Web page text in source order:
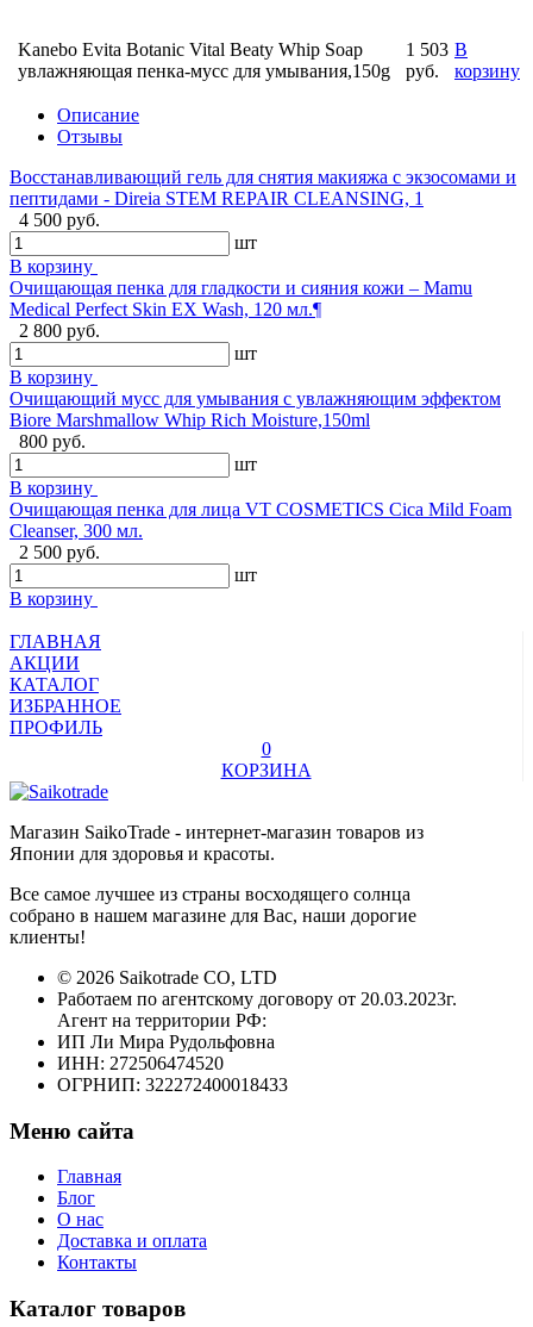
Kanebo Evita Botanic Vital Beaty Whip Soap
увлажняющая пенка-мусс для умывания,150g
1 503
руб.
В
корзину
Описание
Отзывы
Восстанавливающий гель для снятия макияжа с экзосомами и
пептидами - Direia STEM REPAIR CLEANSING, 1
4 500 руб.
шт
В корзину
Очищающая пенка для гладкости и сияния кожи – Mamu
Medical Perfect Skin EX Wash, 120 мл.¶
2 800 руб.
шт
В корзину
Очищающий мусс для умывания с увлажняющим эффектом
Biore Marshmallow Whip Rich Moisture,150ml
800 руб.
шт
В корзину
Очищающая пенка для лица VT COSMETICS Cica Mild Foam
Cleanser, 300 мл.
2 500 руб.
шт
В корзину
ГЛАВНАЯ
АКЦИИ
КАТАЛОГ
ИЗБРАННОЕ
ПРОФИЛЬ
0
КОРЗИНА
Магазин SaikoTrade - интернет-магазин товаров из
Японии для здоровья и красоты.
Все самое лучшее из страны восходящего солнца
собрано в нашем магазине для Вас, наши дорогие
клиенты!
© 2026 Saikotrade CO, LTD
Работаем по агентскому договору от 20.03.2023г.
Агент на территории РФ:
ИП Ли Мира Рудольфовна
ИНН: 272506474520
ОГРНИП: 322272400018433
Меню сайта
Главная
Блог
О нас
Доставка и оплата
Контакты
Каталог товаров